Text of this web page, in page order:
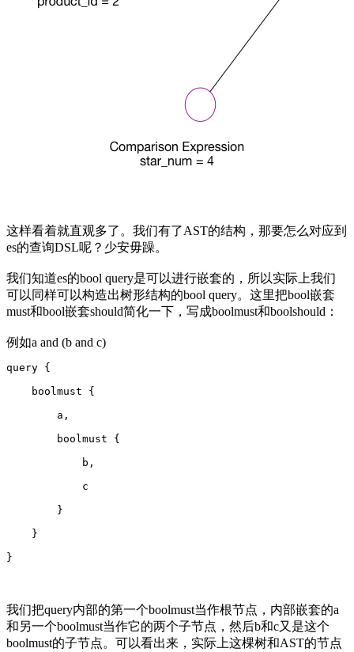
这样看着就直观多了。我们有了AST的结构，那要怎么对应到
es的查询DSL呢？少安毋躁。
我们知道es的bool query是可以进行嵌套的，所以实际上我们
可以同样可以构造出树形结构的bool query。这里把bool嵌套
must和bool嵌套should简化一下，写成boolmust和boolshould：
例如a and (b and c)
query {
    boolmust {
        a,
        boolmust {
            b,
            c
        }
    }
}
我们把query内部的第一个boolmust当作根节点，内部嵌套的a
和另一个boolmust当作它的两个子节点，然后b和c又是这个
boolmust的子节点。可以看出来，实际上这棵树和AST的节点